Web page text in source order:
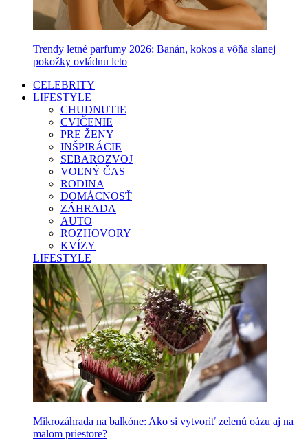
Trendy letné parfumy 2026: Banán, kokos a vôňa slanej
pokožky ovládnu leto
CELEBRITY
LIFESTYLE
CHUDNUTIE
CVIČENIE
PRE ŽENY
INŠPIRÁCIE
SEBAROZVOJ
VOĽNÝ ČAS
RODINA
DOMÁCNOSŤ
ZÁHRADA
AUTO
ROZHOVORY
KVÍZY
LIFESTYLE
Mikrozáhrada na balkóne: Ako si vytvoriť zelenú oázu aj na
malom priestore?